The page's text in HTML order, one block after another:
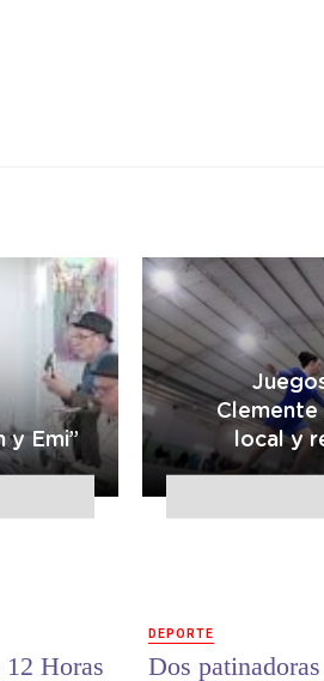
y Emi”
Clemente
local y
12 Horas
DEPORTE
Dos